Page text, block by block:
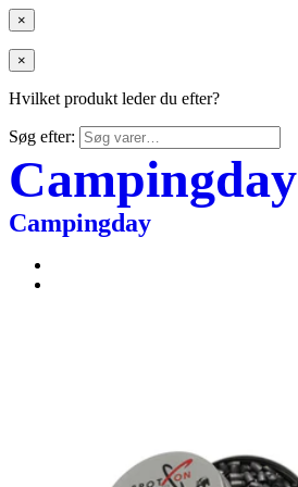
×
×
Hvilket produkt leder du efter?
Søg efter:
Campingday
Campingday